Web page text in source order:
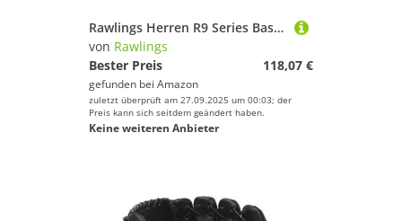
Rawlings Herren R9 Series Baseball Glove | Sizes 11.5"-12.75" | Multiple Styles Handschuh, H-Web | Schwarz/Gold, 11.75" | Utility
von Rawlings
Bester Preis
118,07 €
gefunden bei Amazon
zuletzt überprüft am 27.09.2025 um 00:03; der
Preis kann sich seitdem geändert haben.
Keine weiteren Anbieter